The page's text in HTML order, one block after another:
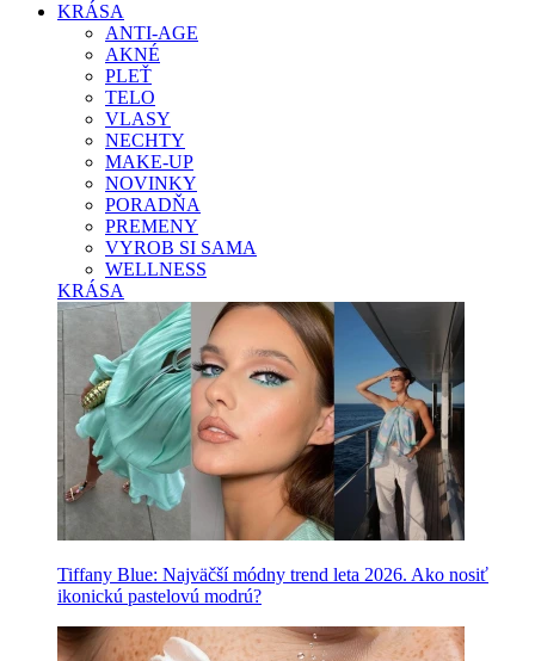
KRÁSA
ANTI-AGE
AKNÉ
PLEŤ
TELO
VLASY
NECHTY
MAKE-UP
NOVINKY
PORADŇA
PREMENY
VYROB SI SAMA
WELLNESS
KRÁSA
Tiffany Blue: Najväčší módny trend leta 2026. Ako nosiť
ikonickú pastelovú modrú?